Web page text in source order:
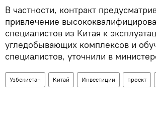
В частности, контракт
привлечение
специалистов из Китая к
угледобывающих комплексов и
специалистов, уточнили в
Узбекистан Китай Инвестиции проект